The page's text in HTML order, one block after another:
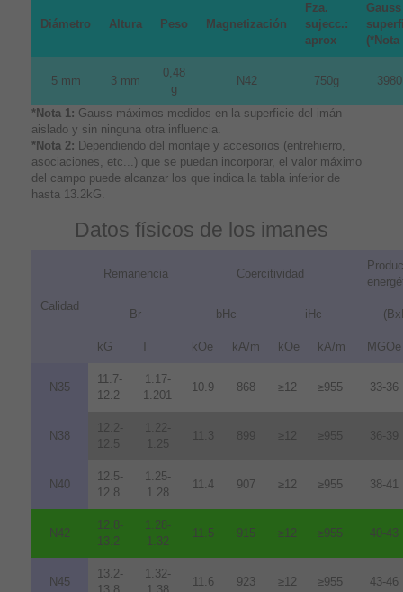
Diámetro Altura Peso Magnetización
Fza.
sujecc.:
aprox
(*Nota
5 mm 3 mm
0,48
g
N42 750g
*Nota 1: Gauss máximos medidos en la superficie del imán
aislado y sin ninguna otra influencia.
*Nota 2: Dependiendo del montaje y accesorios (entrehierro,
asociaciones, etc...) que se puedan incorporar, el valor máximo
del campo puede alcanzar los que indica la tabla inferior de
hasta 13.2kG.
Datos físicos de los imanes
Calidad
Remanencia Coercitividad
Br bHc iHc
kG T kOe kA/m kOe kA/m MGOe
N35
11.7-
12.2
1.17-
1.201
10.9 868 ≥12 ≥955 33-36
N38
12.2-
12.5
1.22-
1.25
11.3 899 ≥12 ≥955 36-39
N40
12.5-
12.8
1.25-
1.28
11.4 907 ≥12 ≥955 38-41
N42
12.8-
13.2
1.28-
1.32
11.5 915 ≥12 ≥955 40-43
N45
13.2-
1.32-
11.6 923 ≥12 ≥955 43-46